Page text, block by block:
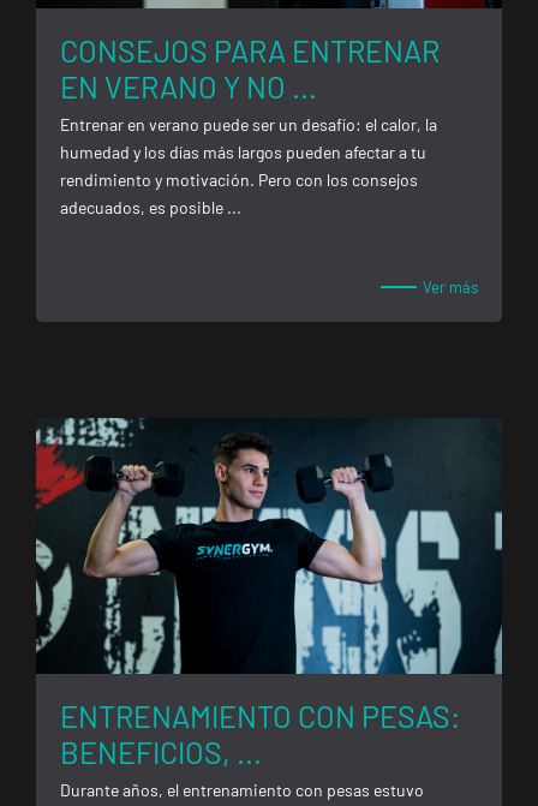
CONSEJOS PARA ENTRENAR
EN VERANO Y NO ...
Entrenar en verano puede ser un desafío: el calor, la
humedad y los días más largos pueden afectar a tu
rendimiento y motivación. Pero con los consejos
adecuados, es posible ...
Ver más
ENTRENAMIENTO CON PESAS:
BENEFICIOS, ...
Durante años, el entrenamiento con pesas estuvo